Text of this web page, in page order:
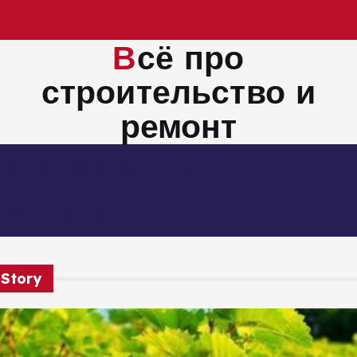
Всё про
строительство и
ремонт